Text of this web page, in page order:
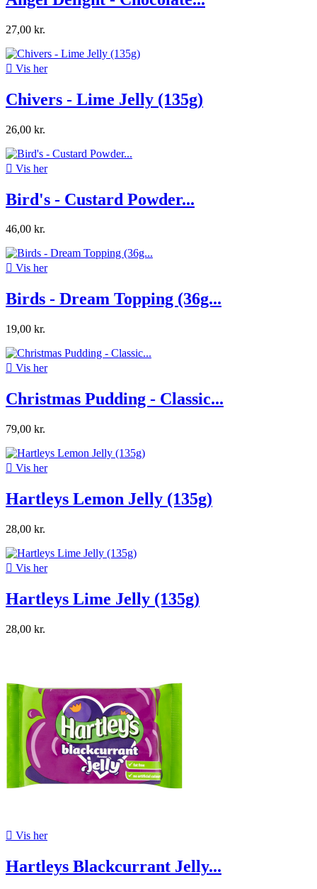
27,00 kr.
 Vis her
Chivers - Lime Jelly (135g)
26,00 kr.
 Vis her
Bird's - Custard Powder...
46,00 kr.
 Vis her
Birds - Dream Topping (36g...
19,00 kr.
 Vis her
Christmas Pudding - Classic...
79,00 kr.
 Vis her
Hartleys Lemon Jelly (135g)
28,00 kr.
 Vis her
Hartleys Lime Jelly (135g)
28,00 kr.
 Vis her
Hartleys Blackcurrant Jelly...